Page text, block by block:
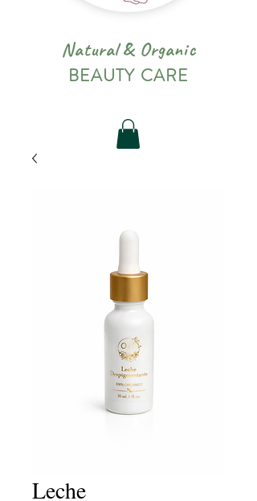
Natural & Organic
BEAUTY CARE
Leche